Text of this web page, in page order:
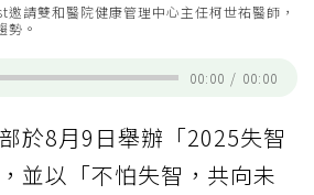
邀請雙和醫院健康管理中心主任柯世祐醫師，
勢。
00:00 / 00:00
於8月9日舉辦「2025失智
並以「不怕失智，共向未